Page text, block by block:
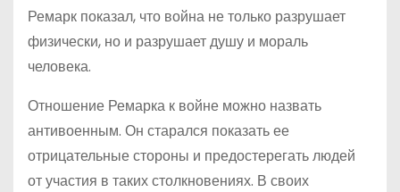
Ремарк показал, что война не только разрушает
физически, но и разрушает душу и мораль
человека.
Отношение Ремарка к войне можно назвать
антивоенным. Он старался показать ее
отрицательные стороны и предостерегать людей
от участия в таких столкновениях. В своих